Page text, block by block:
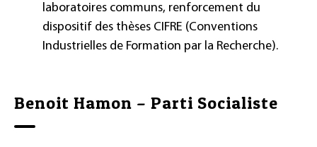
laboratoires communs, renforcement du
dispositif des thèses CIFRE (Conventions
Industrielles de Formation par la Recherche).
Benoit Hamon – Parti Socialiste